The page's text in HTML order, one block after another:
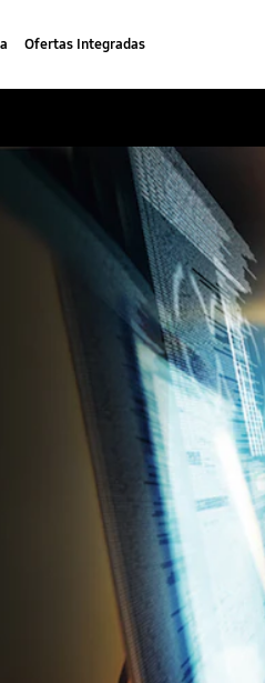
Ofertas Integradas